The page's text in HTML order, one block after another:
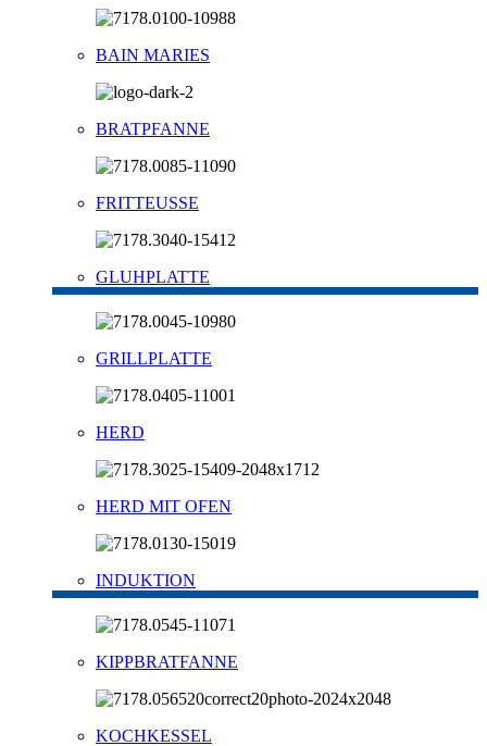
BAIN MARIES
BRATPFANNE
FRITTEUSSE
GLUHPLATTE
GRILLPLATTE
HERD
HERD MIT OFEN
INDUKTION
KIPPBRATFANNE
KOCHKESSEL